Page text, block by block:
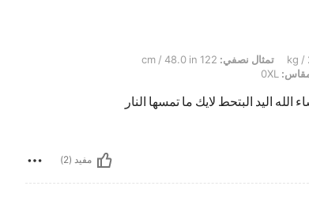
تمثال نصفي:
اليد البتحط لايك ما تمسها النار
مفيد (2)